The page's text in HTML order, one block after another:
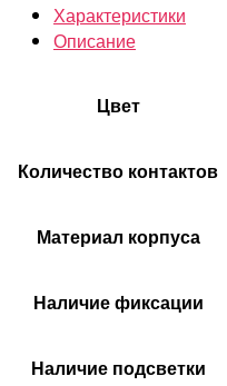
Характеристики
Описание
Цвет
Количество контактов
Материал корпуса
Наличие фиксации
Наличие подсветки